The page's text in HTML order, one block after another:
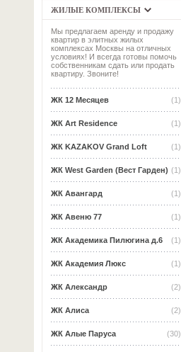
ЖИЛЫЕ КОМПЛЕКСЫ
Мы предлагаем аренду и продажу
квартир в элитных жилых
комплексах Москвы на отличных
условиях! И всегда готовы помочь
собственникам сдать или продать
квартиру. Звоните!
(1)
ЖК 12 Месяцев
(1)
ЖК Art Residence
(1)
ЖК KAZAKOV Grand Loft
(1)
ЖК West Garden (Вест Гарден)
(1)
ЖК Авангард
(1)
ЖК Авеню 77
(1)
ЖК Академика Пилюгина д.6
(1)
ЖК Академия Люкс
(2)
ЖК Александр
(2)
ЖК Алиса
(30)
ЖК Алые Паруса